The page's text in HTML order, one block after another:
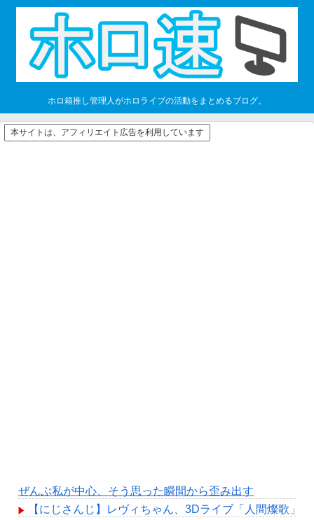
ホロ箱推し管理人がホロライブの活動をまとめるブログ。
本サイトは、アフィリエイト広告を利用しています
ぜんぶ私が中心、そう思った瞬間から歪み出す
【にじさんじ】レヴィちゃん、3Dライブ「人間燦歌」